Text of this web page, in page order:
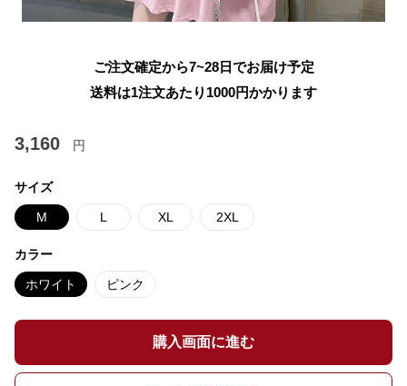
ご注文確定から7~28日でお届け予定
送料は1注文あたり 1000円かかります
3,160 円
サイズ
M L XL 2XL
カラー
ホワイト ピンク
購入画面に進む